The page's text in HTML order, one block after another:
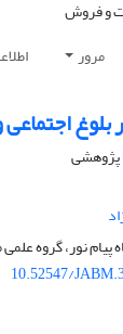
مرور
بلوغ
پژوهشی
پیام نور، گروه
10.52547/